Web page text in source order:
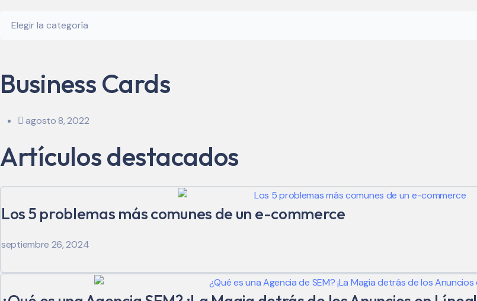
Business Cards
agosto 8, 2022
Artículos destacados
Los 5 problemas más comunes de un e-commerce
septiembre 26, 2024